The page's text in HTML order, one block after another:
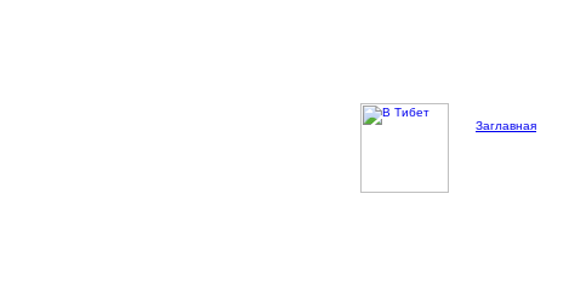
Заглавная